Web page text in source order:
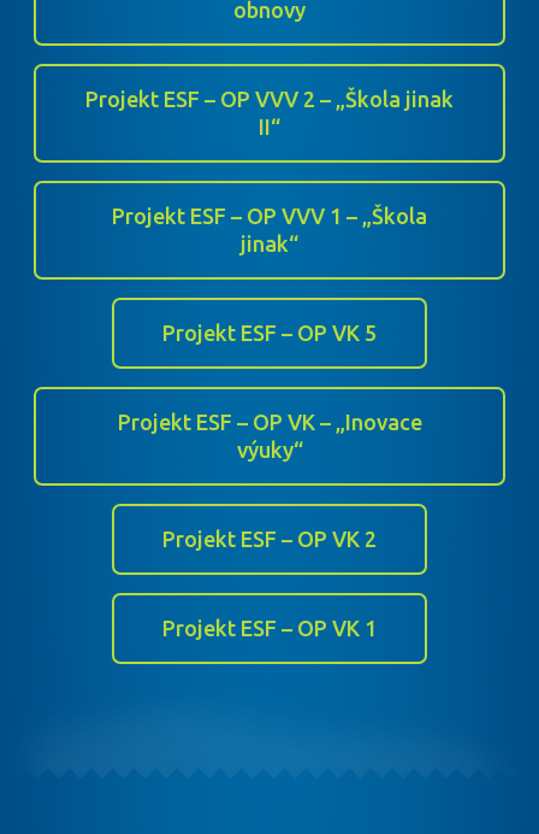
obnovy
Projekt ESF – OP VVV 2 – „Škola jinak
II“
Projekt ESF – OP VVV 1 – „Škola
jinak“
Projekt ESF – OP VK 5
Projekt ESF – OP VK – „Inovace
výuky“
Projekt ESF – OP VK 2
Projekt ESF – OP VK 1